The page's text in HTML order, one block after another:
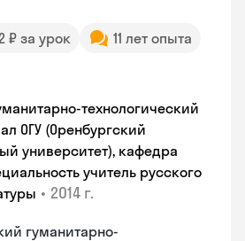
₽ за урок
11 лет опыта
технологический
ОГУ (Оренбургский
университет), кафедра
учитель русского
• 2014 г.
гуманитарно-